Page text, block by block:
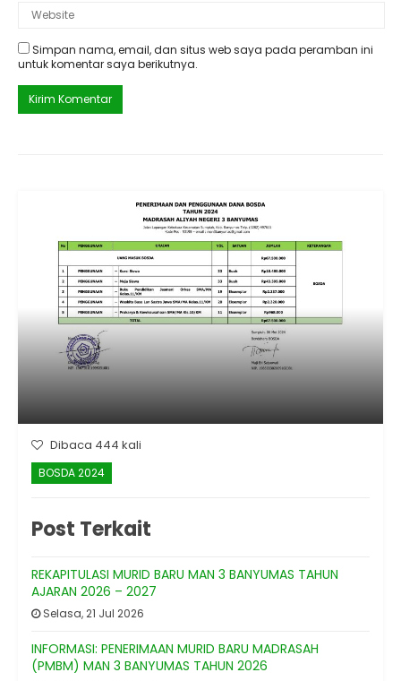
Simpan nama, email, dan situs web saya pada peramban ini
untuk komentar saya berikutnya.
Dibaca 444 kali
BOSDA 2024
Post Terkait
REKAPITULASI MURID BARU MAN 3 BANYUMAS TAHUN
AJARAN 2026 – 2027
Selasa, 21 Jul 2026
INFORMASI: PENERIMAAN MURID BARU MADRASAH
(PMBM) MAN 3 BANYUMAS TAHUN 2026